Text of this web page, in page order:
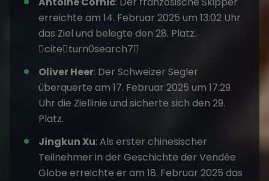
erreichte am 14. Februar 2025 um 13:02 Uhr
das Ziel und belegte den 28. Platz.
citeturn0search7
Oliver Heer: Der Schweizer Segler
überquerte am 17. Februar 2025 um 17:29
Uhr die Ziellinie und sicherte sich den 29.
Platz.
Jingkun Xu: Als erster chinesischer
Teilnehmer in der Geschichte der Vendée
Globe erreichte er am 18. Februar 2025 das